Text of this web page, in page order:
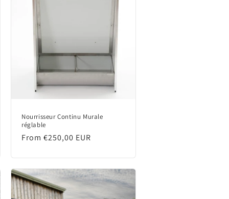
Nourrisseur Continu Murale
réglable
Regular
From €250,00 EUR